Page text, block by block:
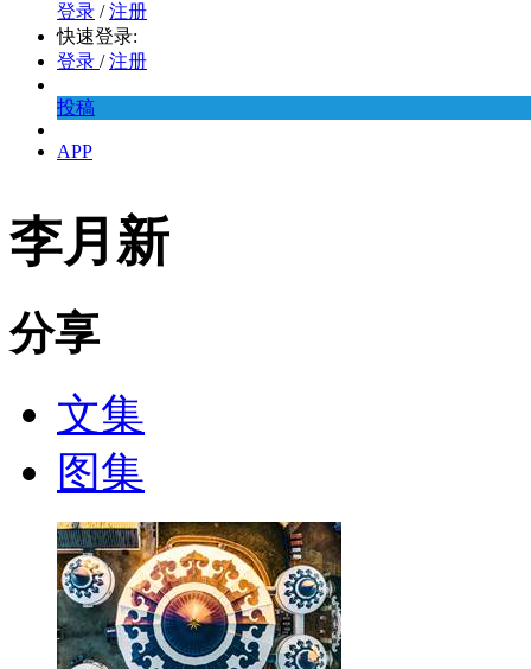
登录 / 注册
快速登录:
登录 / 注册
投稿
APP
李月新
分享
文集
图集